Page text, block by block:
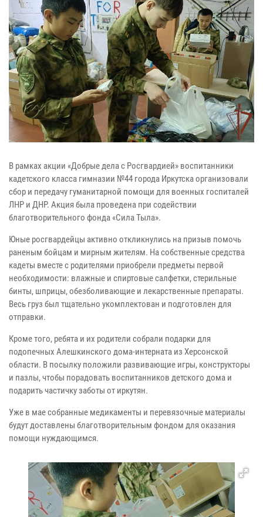
В рамках акции «Добрые дела с Росгвардией» воспитанники
кадетского класса гимназии №44 города Иркутска организовали
сбор и передачу гуманитарной помощи для военных госпиталей
ЛНР и ДНР. Акция была проведена при содействии
благотворительного фонда «Сила Тыла».
Юные росгвардейцы активно откликнулись на призыв помочь
раненым бойцам и мирным жителям. На собственные средства
кадеты вместе с родителями приобрели предметы первой
необходимости: влажные и спиртовые салфетки, стерильные
бинты, шприцы, обезболивающие и лекарственные препараты.
Весь груз был тщательно укомплектован и подготовлен для
отправки.
Кроме того, ребята и их родители собрали подарки для
подопечных Алешкинского дома-интерната из Херсонской
области. В посылку положили развивающие игры, конструкторы
и пазлы, чтобы порадовать воспитанников детского дома и
подарить частичку заботы от иркутян.
Уже в мае собранные медикаменты и перевязочные материалы
будут доставлены благотворительным фондом для оказания
помощи нуждающимся.